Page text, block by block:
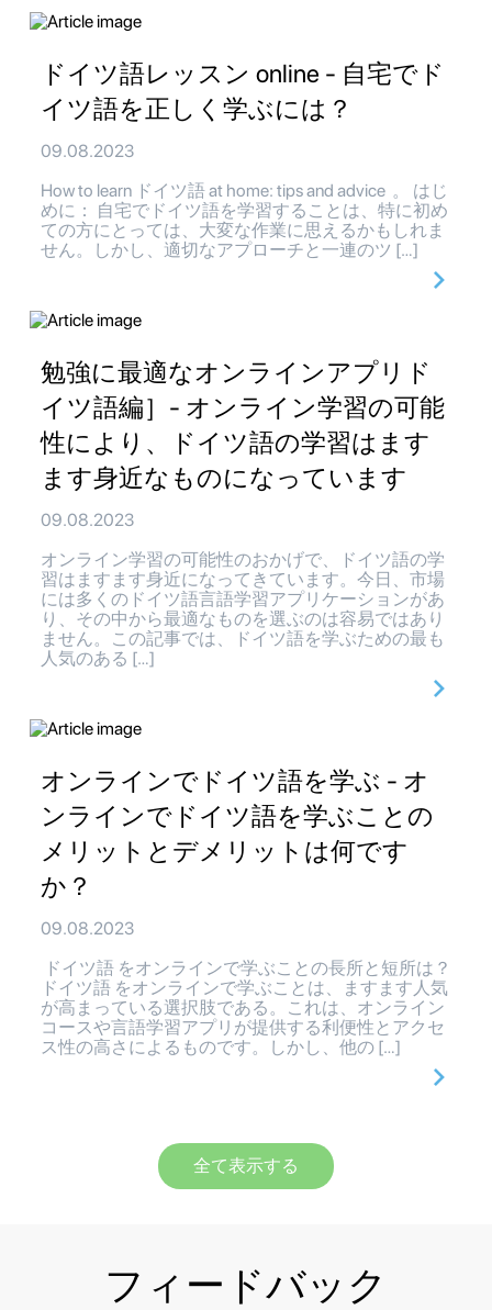
ドイツ語レッスン online - 自宅でド
イツ語を正しく学ぶには？
09.08.2023
How to learn ドイツ語 at home: tips and advice 。 はじ
めに： 自宅でドイツ語を学習することは、特に初め
ての方にとっては、大変な作業に思えるかもしれま
せん。しかし、適切なアプローチと一連のツ […]
勉強に最適なオンラインアプリド
イツ語編］- オンライン学習の可能
性により、ドイツ語の学習はます
ます身近なものになっています
09.08.2023
オンライン学習の可能性のおかげで、ドイツ語の学
習はますます身近になってきています。今日、市場
には多くのドイツ語言語学習アプリケーションがあ
り、その中から最適なものを選ぶのは容易ではあり
ません。この記事では、ドイツ語を学ぶための最も
人気のある […]
オンラインでドイツ語を学ぶ - オ
ンラインでドイツ語を学ぶことの
メリットとデメリットは何です
か？
09.08.2023
ドイツ語 をオンラインで学ぶことの長所と短所は？
ドイツ語 をオンラインで学ぶことは、ますます人気
が高まっている選択肢である。これは、オンライン
コースや言語学習アプリが提供する利便性とアクセ
ス性の高さによるものです。しかし、他の […]
全て表示する
フィードバック